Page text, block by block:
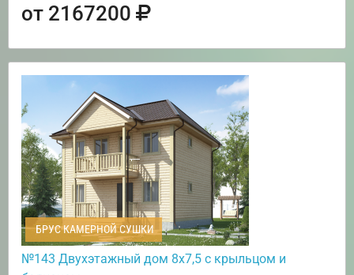
от 2167200
БРУС КАМЕРНОЙ СУШКИ
№143 Двухэтажный дом 8х7,5 с крыльцом и